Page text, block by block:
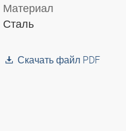
Материал
Сталь
Скачать файл PDF